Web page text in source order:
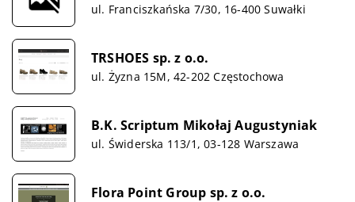
ul. Franciszkańska 7/30, 16-400 Suwałki
TRSHOES sp. z o.o.
ul. Żyzna 15M, 42-202 Częstochowa
B.K. Scriptum Mikołaj Augustyniak
ul. Świderska 113/1, 03-128 Warszawa
Flora Point Group sp. z o.o.